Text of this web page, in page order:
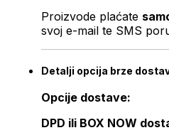
Proizvode plaćate
svoj e-mail te SMS
Detalji opcija brze
Opcije dostave:
DPD ili BOX NOW